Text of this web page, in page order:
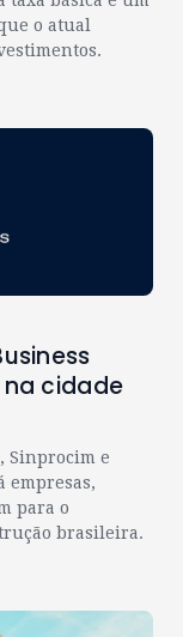
o atual
cidade
Sinprocim e
empresas,
para o
brasileira.